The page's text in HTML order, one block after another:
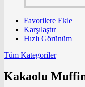
Favorilere Ekle
Karşılaştır
Hızlı Görünüm
Tüm Kategoriler
Kakaolu